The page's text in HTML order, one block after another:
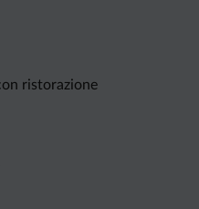
ristorazione